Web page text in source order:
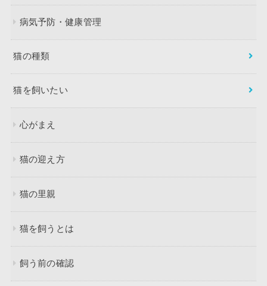
病気予防・健康管理
猫の種類
猫を飼いたい
心がまえ
猫の迎え方
猫の里親
猫を飼うとは
飼う前の確認